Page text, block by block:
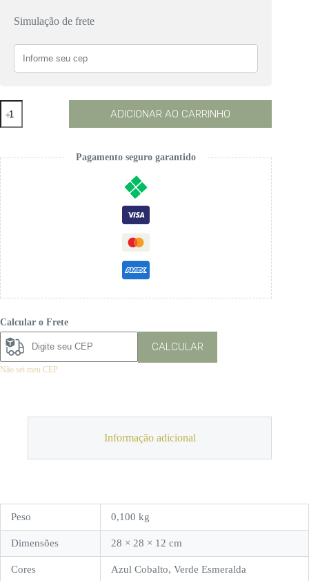
Simulação de frete
Vestido
Lorena
Infantil
ADICIONAR AO CARRINHO
Pagamento seguro garantido
Calcular o Frete
CALCULAR
Não sei meu CEP
Informação adicional
Peso 0,100 kg
Dimensões 28 × 28 × 12 cm
Cores Azul Cobalto, Verde Esmeralda